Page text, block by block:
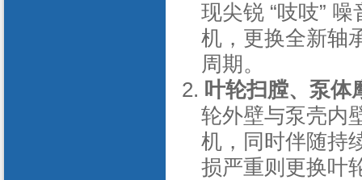
现尖锐 “吱吱” 噪
机，更换全新轴
周期。
2. 叶轮扫膛、泵体
轮外壁与泵壳内
机，同时伴随持
损严重则更换叶